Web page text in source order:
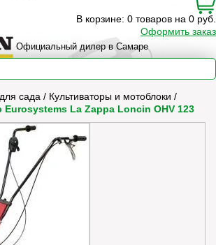
В корзине: 0 товаров на 0 руб.
Оформить заказ
Официальный дилер в Самаре
сада / Культиваторы и мотоблоки /
Eurosystems La Zappa Loncin OHV 123